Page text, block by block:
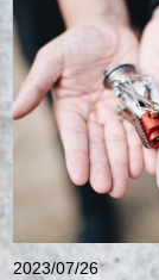
2023/07/26